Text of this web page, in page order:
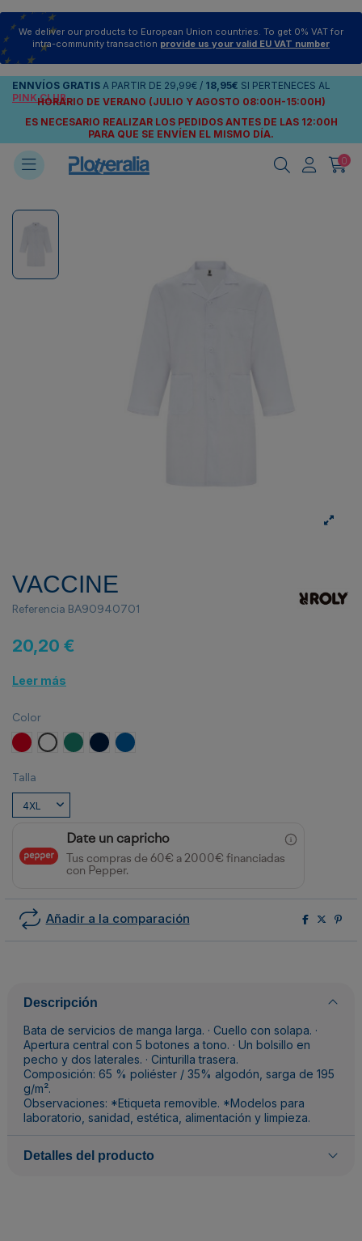
We deliver our products to European Union countries. To get 0% VAT for
intra-community transaction provide us your valid EU VAT number
ENNVÍOS GRATIS A PARTIR DE 29,99€ / 18,95€ SI PERTENECES AL
PINK CLUB
HORARIO DE VERANO (JULIO Y AGOSTO 08:00H-15:00H)
ES NECESARIO REALIZAR LOS PEDIDOS ANTES DE LAS 12:00H
PARA QUE SE ENVÍEN EL MISMO DÍA.
0
VACCINE
Referencia BA90940701
20,20 €
Leer más
Color
Rojo Blanco VERDE LABMARINOROYAL
Talla
Date un capricho
Tus compras de 60€ a 2000€ financiadas
con Pepper.
Añadir a la comparación
Descripción
Bata de servicios de manga larga. · Cuello con solapa. ·
Apertura central con 5 botones a tono. · Un bolsillo en
pecho y dos laterales. · Cinturilla trasera.
Composición: 65 % poliéster / 35% algodón, sarga de 195
g/m².
Observaciones: *Etiqueta removible. *Modelos para
laboratorio, sanidad, estética, alimentación y limpieza.
Detalles del producto